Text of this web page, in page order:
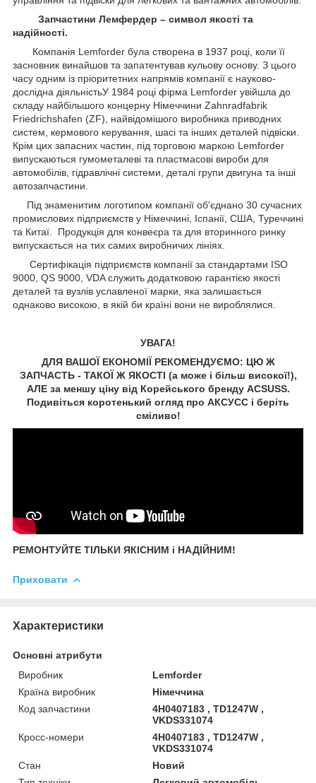
Запчастини Лемфердер – символ якості та
надійності.
Компанія Lemforder була створена в 1937 році, коли її
засновник винайшов та запатентував кульову основу. З цього
часу одним із пріоритетних напрямів компанії є науково-
дослідна діяльністьУ 1984 році фірма Lemforder увійшла до
складу найбільшого концерну Німеччини Zahnradfabrik
Friedrichshafen (ZF), найвідомішого виробника приводних
систем, кермового керування, шасі та інших деталей підвіски.
Крім цих запасних частин, під торговою маркою Lemforder
випускаються гумометалеві та пластмасові вироби для
автомобілів, гідравлічні системи, деталі групи двигуна та інші
автозапчастини.
Під знаменитим логотипом компанії об'єднано 30 сучасних
промислових підприємств у Німеччині, Іспанії, США, Туреччині
та Китаї. Продукція для конвеєра та для вторинного ринку
випускається на тих самих виробничих лініях.
Сертифікація підприємств компанії за стандартами ISO
9000, QS 9000, VDA служить додатковою гарантією якості
деталей та вузлів уславленої марки, яка залишається
однаково високою, в якій би країні вони не вироблялися.
УВАГА!
ДЛЯ ВАШОЇ ЕКОНОМІЇ РЕКОМЕНДУЄМО: ЦЮ Ж
ЗАПЧАСТЬ - ТАКОЇ Ж ЯКОСТІ (а може і більш високої!),
АЛЕ за меншу ціну від Корейського бренду ACSUSS.
Подивіться коротенький огляд про АКСУCC і беріть
сміливо!
РЕМОНТУЙТЕ ТІЛЬКИ ЯКІСНИМ і НАДІЙНИМ!
Приховати
Характеристики
Основні атрибути
Виробник
Lemforder
Країна виробник
Німеччина
Код запчастини
4H0407183 , TD1247W ,
VKDS331074
Кросс-номери
4H0407183 , TD1247W ,
VKDS331074
Стан
Новий